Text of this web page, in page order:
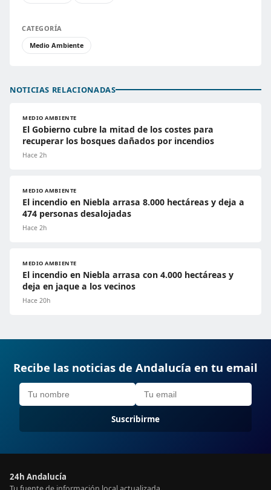
CATEGORÍA
Medio Ambiente
NOTICIAS RELACIONADAS
MEDIO AMBIENTE
El Gobierno cubre la mitad de los costes para
recuperar los bosques dañados por incendios
Hace 2h
MEDIO AMBIENTE
El incendio en Niebla arrasa 8.000 hectáreas y deja a
474 personas desalojadas
Hace 2h
MEDIO AMBIENTE
El incendio en Niebla arrasa con 4.000 hectáreas y
deja en jaque a los vecinos
Hace 20h
Recibe las noticias de Andalucía en tu email
Suscribirme
24h Andalucía